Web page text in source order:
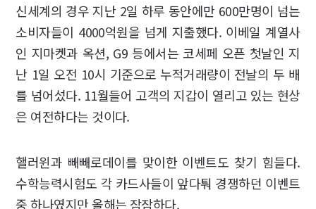
신세계의 경우 지난 2일 하루 동안에만 600만명이 넘는
소비자들이 4000억원을 넘게 지출했다. 이베일 계열사
인 지마켓과 옥션, G9 등에서는 코세페 오픈 첫날인 지
난 1일 오전 10시 기준으로 누적거래량이 전날의 두 배
를 넘어섰다. 11월들어 고객의 지갑이 열리고 있는 현상
은 여전하다는 것이다.
핼러윈과 빼빼로데이를 맞이한 이벤트도 찾기 힘들다.
수학능력시험도 각 카드사들이 앞다퉈 경쟁하던 이벤트
중 하나였지만 올해는 잠잠하다.